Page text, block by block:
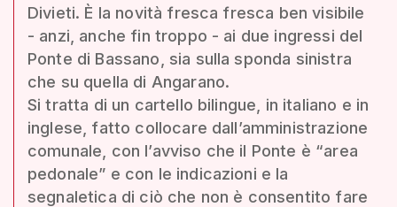
Divieti. È la novità fresca fresca ben visibile
- anzi, anche fin troppo - ai due ingressi del
Ponte di Bassano, sia sulla sponda sinistra
che su quella di Angarano.
Si tratta di un cartello bilingue, in italiano e in
inglese, fatto collocare dall’amministrazione
comunale, con l’avviso che il Ponte è “area
pedonale” e con le indicazioni e la
segnaletica di ciò che non è consentito fare